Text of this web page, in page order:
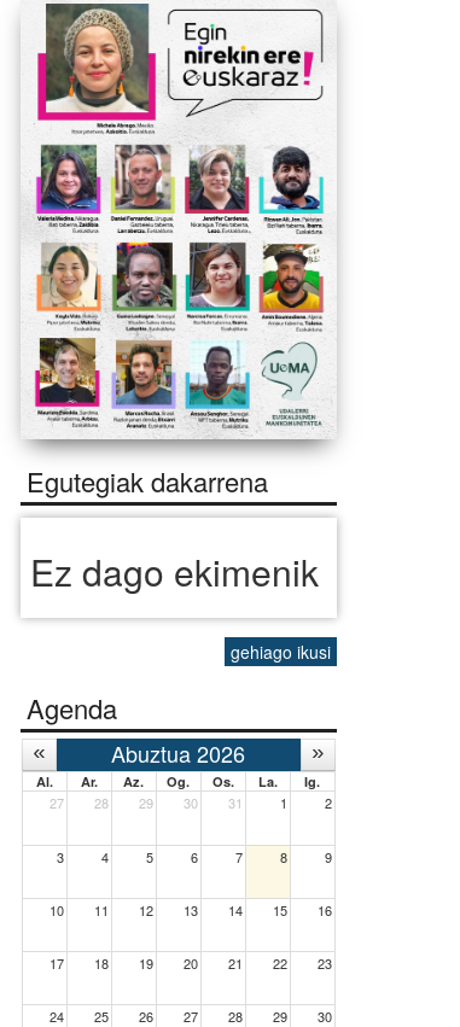
Egutegiak dakarrena
Ez dago ekimenik
gehiago ikusi
Agenda
Abuztua 2026
Al. Ar. Az. Og. Os. La. Ig.
27 28 29 30 31 1 2
3 4 5 6 7 8 9
10 11 12 13 14 15 16
17 18 19 20 21 22 23
24 25 26 27 28 29 30